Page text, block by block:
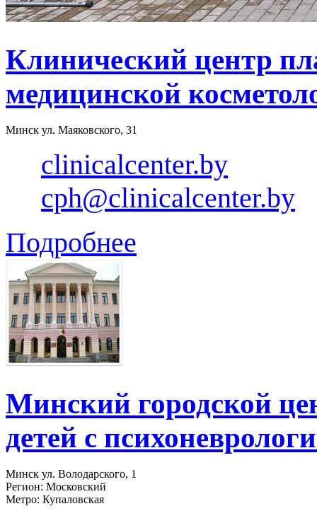
Клинический центр
медицинской
Минск ул. Маяковского, 31
clinicalcenter.by
cph@clinicalcenter.by
Подробнее
Минский городской
детей с
Минск ул. Володарского, 1
Регион: Московский
Метро: Купаловская